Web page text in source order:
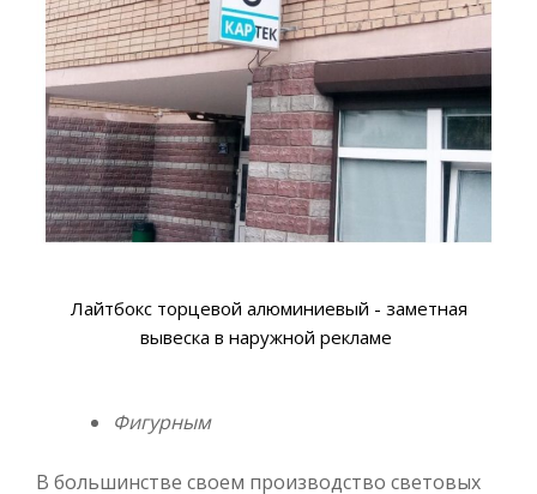
Лайтбокс торцевой алюминиевый - заметная
вывеска в наружной рекламе
Фигурным
В большинстве своем производство световых